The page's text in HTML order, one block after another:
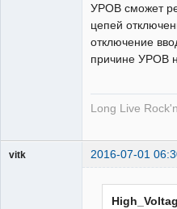
УРОВ сможет
цепей
отключение
причине УРОВ
Long Live
vitk 2016-07-01